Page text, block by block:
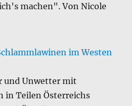
machen". Von Nicole
im Westen
und Unwetter mit
in Teilen Österreichs